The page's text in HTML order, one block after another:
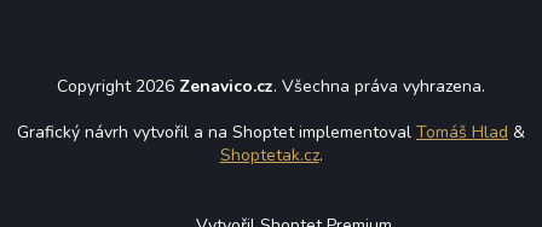
Copyright 2026 Zenavico.cz. Všechna práva vyhrazena.
Grafický návrh vytvořil a na Shoptet implementoval Tomáš Hlad &
Shoptetak.cz.